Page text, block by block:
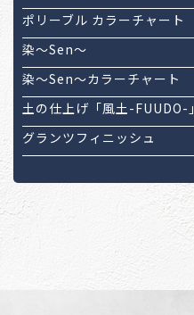
ポリーブル カラーチャート
染～Sen～
染～Sen～カラーチャート
土の仕上げ「風土-FUUDO-」
グランツフィニッシュ